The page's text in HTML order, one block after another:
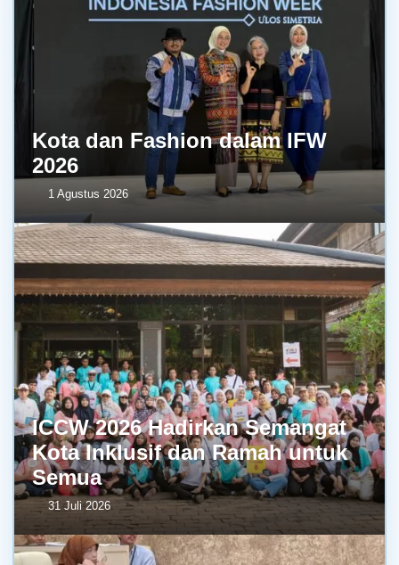
Kota dan Fashion dalam IFW
2026
1 Agustus 2026
ICCW 2026 Hadirkan Semangat
Kota Inklusif dan Ramah untuk
Semua
31 Juli 2026